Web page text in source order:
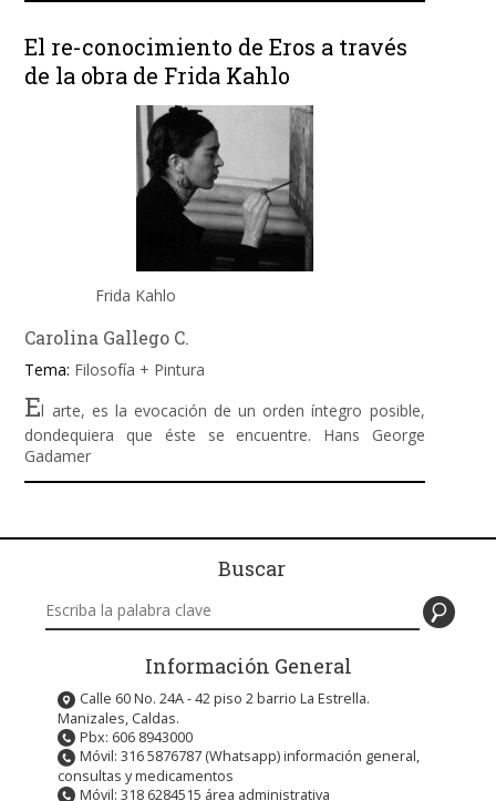
El re-conocimiento de Eros a través
de la obra de Frida Kahlo
Frida Kahlo
Carolina Gallego C.
Tema: Filosofía + Pintura
El arte, es la evocación de un orden íntegro posible,
dondequiera que éste se encuentre. Hans George
Gadamer
Buscar
Buscar en este sitio
Información General
Calle 60 No. 24A - 42 piso 2 barrio La Estrella.
Manizales, Caldas.
Pbx: 606 8943000
Móvil: 316 5876787 (Whatsapp) información general,
consultas y medicamentos
Móvil: 318 6284515 área administrativa